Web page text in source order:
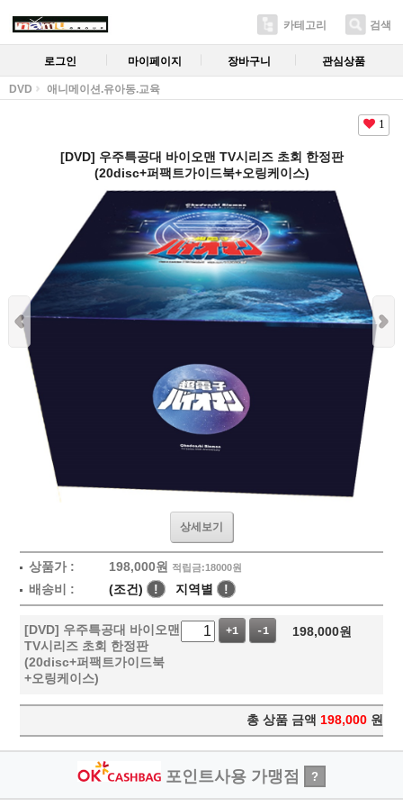
카테고리 검색
로그인 마이페이지 장바구니 관심상품
DVD 애니메이션.유아동.교육
1
[DVD] 우주특공대 바이오맨 TV시리즈 초회 한정판
(20disc+퍼팩트가이드북+오링케이스)
상세보기
상품가 : 198,000원 적립금:18000원
배송비 : (조건) ! 지역별 !
[DVD] 우주특공대 바이오맨
TV시리즈 초회 한정판
(20disc+퍼팩트가이드북
+오링케이스)
+1 -1 198,000원
총 상품 금액 198,000 원
포인트사용 가맹점 ?